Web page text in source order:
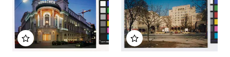
Add to my album Add to my album